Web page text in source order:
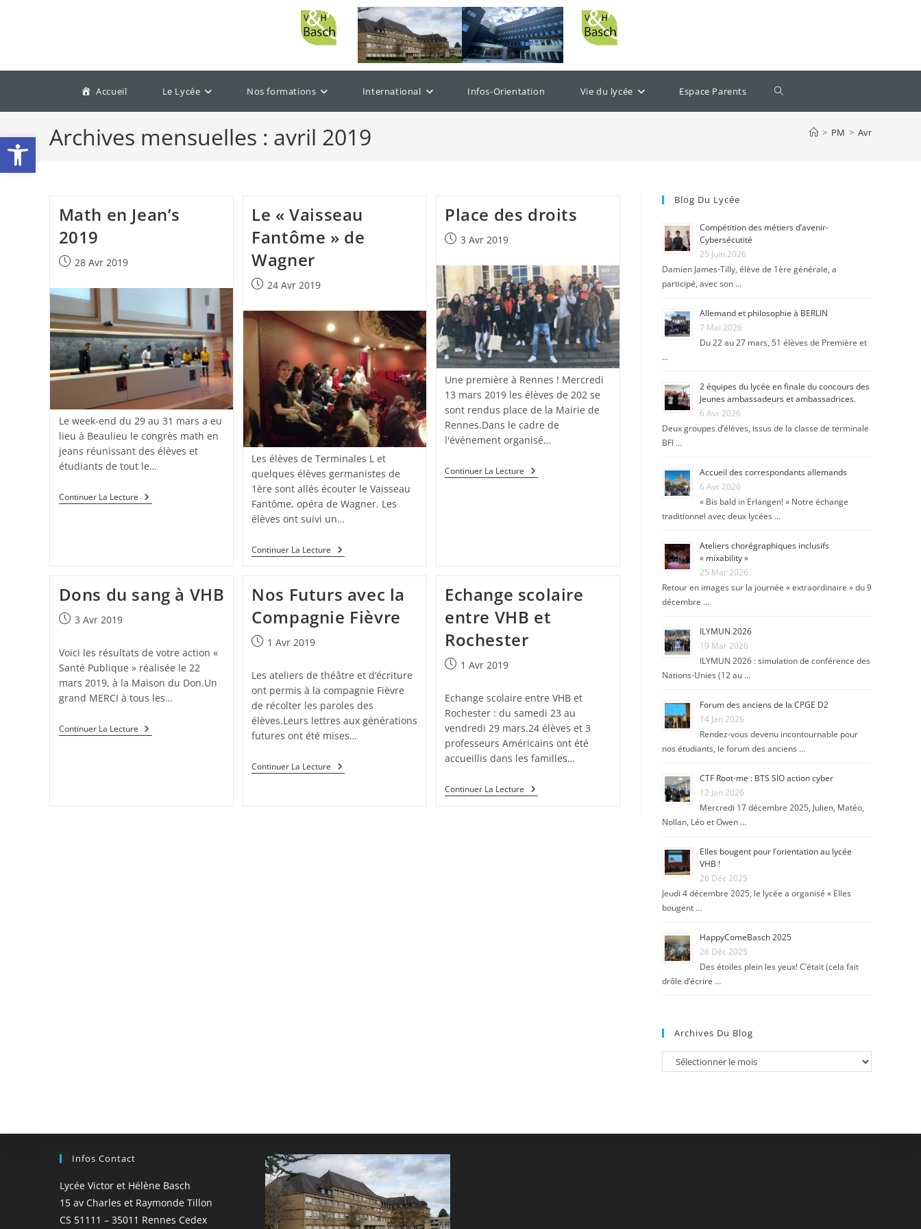
Ouvrir la barre d’outils
Accueil Le Lycée Nos formations International Infos-Orientation Vie du lycée Espace Parents
Archives mensuelles : avril 2019 > PM > Avr
Math en Jean’s
2019
28 Avr 2019
Le week-end du 29 au 31 mars a eu
lieu à Beaulieu le congrès math en
jeans réunissant des élèves et
étudiants de tout le…
Continuer La Lecture
Le « Vaisseau
Fantôme » de
Wagner
24 Avr 2019
Les élèves de Terminales L et
quelques élèves germanistes de
1ère sont allés écouter le Vaisseau
Fantôme, opéra de Wagner. Les
élèves ont suivi un…
Continuer La Lecture
Place des droits
3 Avr 2019
Une première à Rennes ! Mercredi
13 mars 2019 les élèves de 202 se
sont rendus place de la Mairie de
Rennes.Dans le cadre de
l'événement organisé…
Continuer La Lecture
Dons du sang à VHB
3 Avr 2019
Voici les résultats de votre action «
Santé Publique » réalisée le 22
mars 2019, à la Maison du Don.Un
grand MERCI à tous les…
Continuer La Lecture
Nos Futurs avec la
Compagnie Fièvre
1 Avr 2019
Les ateliers de théâtre et d’écriture
ont permis à la compagnie Fièvre
de récolter les paroles des
élèves.Leurs lettres aux générations
futures ont été mises…
Continuer La Lecture
Echange scolaire
entre VHB et
Rochester
1 Avr 2019
Echange scolaire entre VHB et
Rochester : du samedi 23 au
vendredi 29 mars.24 élèves et 3
professeurs Américains ont été
accueillis dans les familles…
Continuer La Lecture
Blog Du Lycée
Compétition des métiers d’avenir-
Cybersécutité
25 Juin 2026
Damien James-Tilly, élève de 1ère générale, a
participé, avec son …
Allemand et philosophie à BERLIN
7 Mai 2026
Du 22 au 27 mars, 51 élèves de Première et
…
2 équipes du lycée en finale du concours des
Jeunes ambassadeurs et ambassadrices.
6 Avr 2026
Deux groupes d’élèves, issus de la classe de terminale
BFI …
Accueil des correspondants allemands
6 Avr 2026
« Bis bald in Erlangen! » Notre échange
traditionnel avec deux lycées …
Ateliers chorégraphiques inclusifs
« mixability »
25 Mar 2026
Retour en images sur la journée « extraordinaire » du 9
décembre …
ILYMUN 2026
19 Mar 2026
ILYMUN 2026 : simulation de conférence des
Nations-Unies (12 au …
Forum des anciens de la CPGE D2
14 Jan 2026
Rendez-vous devenu incontournable pour
nos étudiants, le forum des anciens …
CTF Root-me : BTS SIO action cyber
12 Jan 2026
Mercredi 17 décembre 2025, Julien, Matéo,
Nollan, Léo et Owen …
Elles bougent pour l’orientation au lycée
VHB !
26 Déc 2025
Jeudi 4 décembre 2025, le lycée a organisé « Elles
bougent …
HappyComeBasch 2025
26 Déc 2025
Des étoiles plein les yeux! C’était (cela fait
drôle d’écrire …
Archives Du Blog
Infos Contact
Lycée Victor et Hélène Basch
15 av Charles et Raymonde Tillon
CS 51111 – 35011 Rennes Cedex